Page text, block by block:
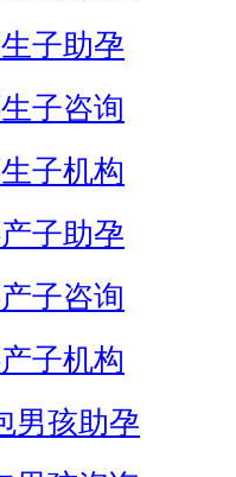
子助孕
子咨询
子机构
子助孕
子咨询
子机构
男孩助孕